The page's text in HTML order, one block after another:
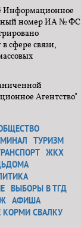
Информационное
номер ИА № ФС
сфере связи,
Агентство"
ТУРИЗМ
ЖКХ
ВЫБОРЫ В ТГД
АФИША
КОРМИ СВАЛКУ